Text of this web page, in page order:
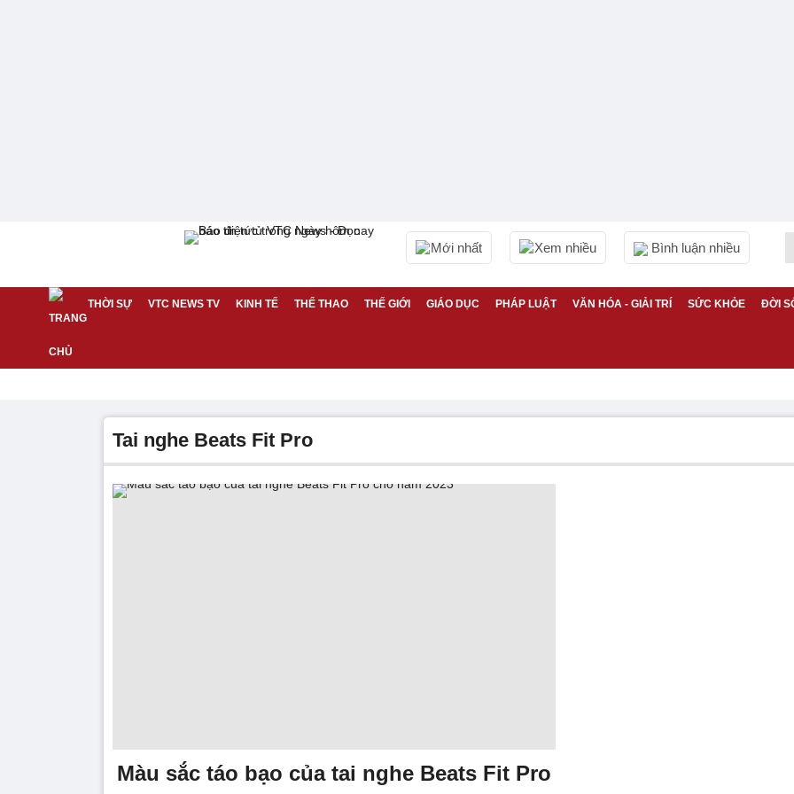
Mới nhất Xem nhiều Bình luận nhiều
THỜI SỰ VTC NEWS TV KINH TẾ THỂ THAO THẾ GIỚI GIÁO DỤC PHÁP LUẬT VĂN HÓA - GIẢI TRÍ SỨC KHỎE ĐỜI
tai nghe Beats Fit Pro
Màu sắc táo bạo của tai nghe Beats Fit Pro